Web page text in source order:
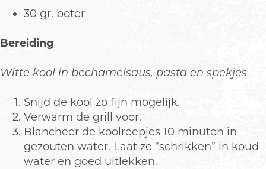
30 gr. boter
Bereiding
Witte kool in bechamelsaus, pasta en spekjes
Snijd de kool zo fijn mogelijk.
Verwarm de grill voor.
Blancheer de koolreepjes 10 minuten in
gezouten water. Laat ze “schrikken” in koud
water en goed uitlekken.